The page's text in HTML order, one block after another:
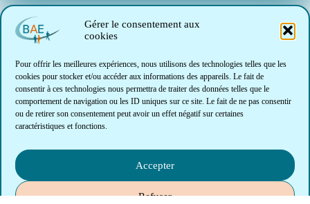
Gérer le consentement aux
cookies
Pour offrir les meilleures expériences, nous utilisons des technologies telles que les
cookies pour stocker et/ou accéder aux informations des appareils. Le fait de
consentir à ces technologies nous permettra de traiter des données telles que le
comportement de navigation ou les ID uniques sur ce site. Le fait de ne pas consentir
ou de retirer son consentement peut avoir un effet négatif sur certaines
caractéristiques et fonctions.
Accepter
Refuser
INTRANET (Réservé BAE)
Notre association
L'équipe de BAE
Notre charte